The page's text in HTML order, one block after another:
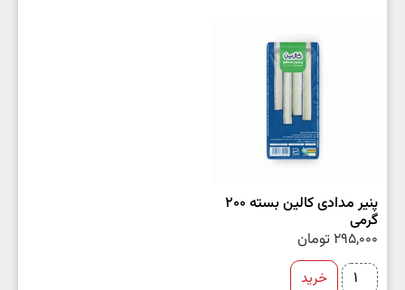
پنیر مدادی کالین بسته 200
گرمی
295,000 تومان
خرید